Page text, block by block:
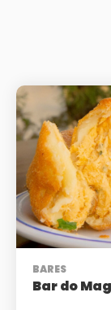
BARES
Bar do